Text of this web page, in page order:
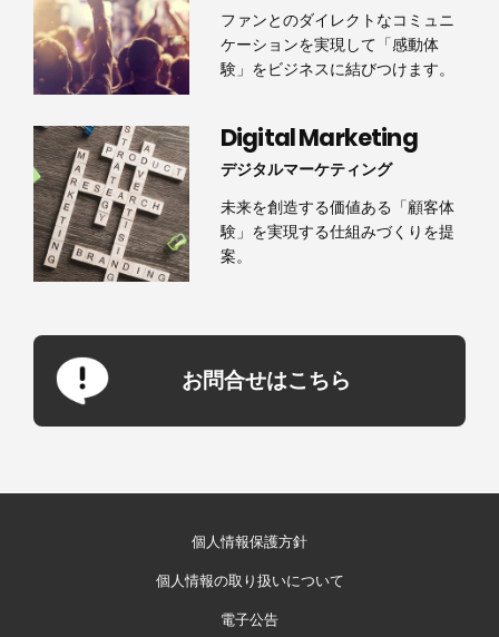
ファンとのダイレクトなコミュニ
ケーションを実現して「感動体
験」をビジネスに結びつけます。
Digital Marketing
デジタルマーケティング
未来を創造する価値ある「顧客体
験」を実現する仕組みづくりを提
案。
お問合せはこちら
個人情報保護方針
個人情報の取り扱いについて
電子公告